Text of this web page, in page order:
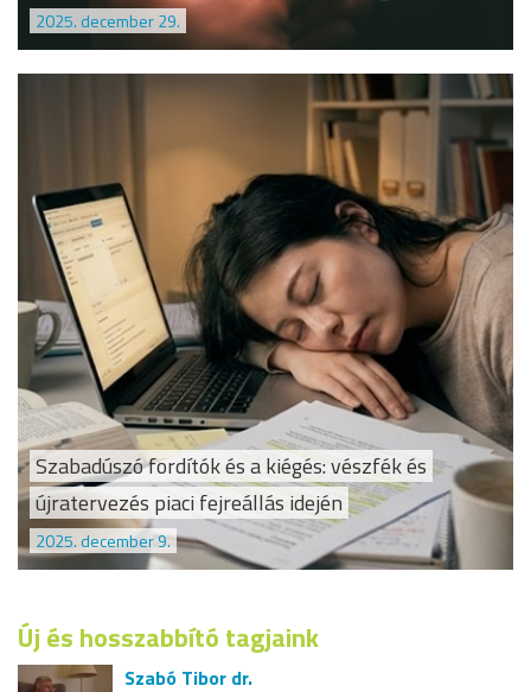
2025. december 29.
Szabadúszó fordítók és a kiégés: vészfék és
újratervezés piaci fejreállás idején
2025. december 9.
Új és hosszabbító tagjaink
Szabó Tibor dr.